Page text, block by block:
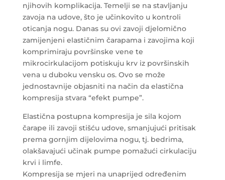
njihovih komplikacija. Temelji se na stavljanju
zavoja na udove, što je učinkovito u kontroli
oticanja nogu. Danas su ovi zavoji djelomično
zamijenjeni elastičnim čarapama i zavojima koji
komprimiraju površinske vene te
mikrocirkulacijom potiskuju krv iz površinskih
vena u duboku vensku os. Ovo se može
jednostavnije objasniti na način da elastična
kompresija stvara “efekt pumpe”.
Elastična postupna kompresija je sila kojom
čarape ili zavoji stišću udove, smanjujući pritisak
prema gornjim dijelovima nogu, tj. bedrima,
olakšavajući učinak pumpe pomažući cirkulaciju
krvi i limfe.
Kompresija se mjeri na unaprijed određenim